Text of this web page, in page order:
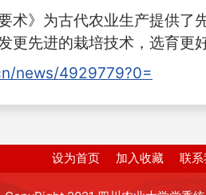
术》为古代农业生产提供了
更先进的栽培技术，选育更
news/4929779?0=
设为首页 加入收藏 联